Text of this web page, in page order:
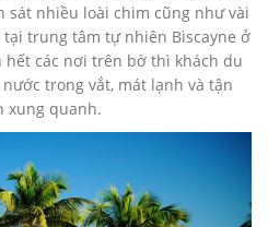
sát nhiều loài chim cũng như vài
trung tâm tự nhiên Biscayne ở
các nơi trên bờ thì khách du
trong vắt, mát lạnh và tận
xung quanh.